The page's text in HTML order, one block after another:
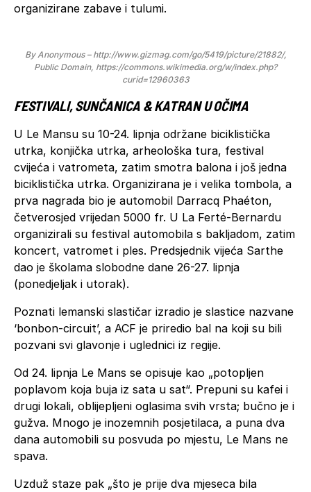
organizirane zabave i tulumi.
By Anonymous – http://www.gizmag.com/go/5419/picture/21882/,
Public Domain, https://commons.wikimedia.org/w/index.php?
curid=12960363
FESTIVALI, SUNČANICA & KATRAN U OČIMA
U Le Mansu su 10-24. lipnja održane biciklistička
utrka, konjička utrka, arheološka tura, festival
cvijeća i vatrometa, zatim smotra balona i još jedna
biciklistička utrka. Organizirana je i velika tombola, a
prva nagrada bio je automobil Darracq Phaéton,
četverosjed vrijedan 5000 fr. U La Ferté-Bernardu
organizirali su festival automobila s bakljadom, zatim
koncert, vatromet i ples. Predsjednik vijeća Sarthe
dao je školama slobodne dane 26-27. lipnja
(ponedjeljak i utorak).
Poznati lemanski slastičar izradio je slastice nazvane
‘bonbon-circuit’, a ACF je priredio bal na koji su bili
pozvani svi glavonje i uglednici iz regije.
Od 24. lipnja Le Mans se opisuje kao „potopljen
poplavom koja buja iz sata u sat“. Prepuni su kafei i
drugi lokali, oblijepljeni oglasima svih vrsta; bučno je i
gužva. Mnogo je inozemnih posjetilaca, a puna dva
dana automobili su posvuda po mjestu, Le Mans ne
spava.
Uzduž staze pak „što je prije dva mjeseca bila